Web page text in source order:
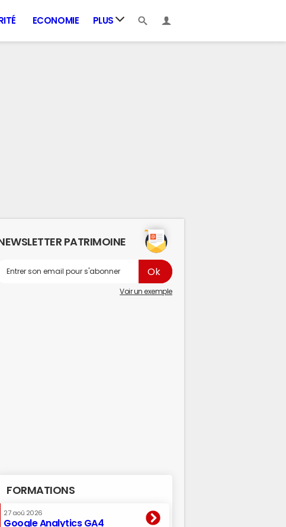
ECONOMIE PLUS
PATRIMOINE
Voir un exemple
FORMATIONS
27 aoû 2026
Google Analytics GA4